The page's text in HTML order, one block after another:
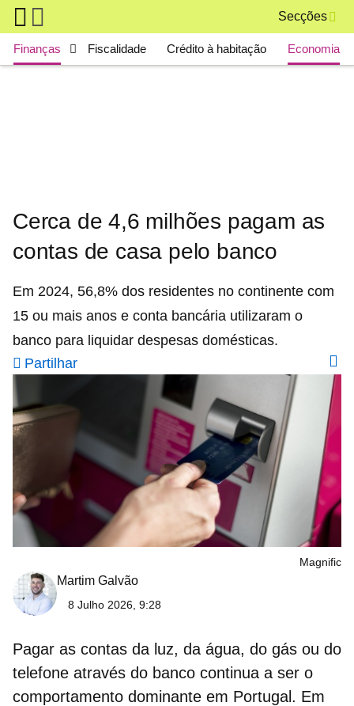
Skip to main content
Secções
Main navigation
Finanças Fiscalidade Crédito à habitação Economia
Cerca de 4,6 milhões pagam as
contas de casa pelo banco
Em 2024, 56,8% dos residentes no continente com
15 ou mais anos e conta bancária utilizaram o
banco para liquidar despesas domésticas.
Partilhar
Magnific
Martim Galvão
8 Julho 2026, 9:28
Pagar as contas da luz, da água, do gás ou do
telefone através do banco continua a ser o
comportamento dominante em Portugal. Em